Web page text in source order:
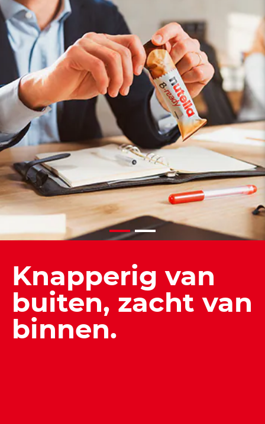
Knapperig van
buiten, zacht van
binnen.